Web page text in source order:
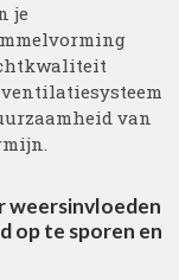
je
van
weersinvloeden
op te sporen en